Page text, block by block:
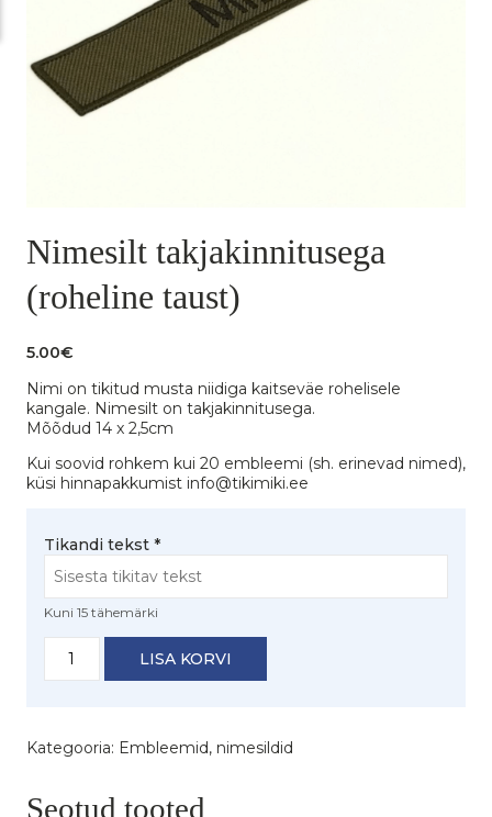
Nimesilt takjakinnitusega
(roheline taust)
5.00€
Nimi on tikitud musta niidiga kaitseväe rohelisele
kangale. Nimesilt on takjakinnitusega.
Mõõdud 14 x 2,5cm
Kui soovid rohkem kui 20 embleemi (sh. erinevad nimed),
küsi hinnapakkumist info@tikimiki.ee
Tikandi tekst *
Kuni 15 tähemärki
takjakinnitusega
(roheline
LISA KORVI
Kategooria: Embleemid, nimesildid
Seotud tooted